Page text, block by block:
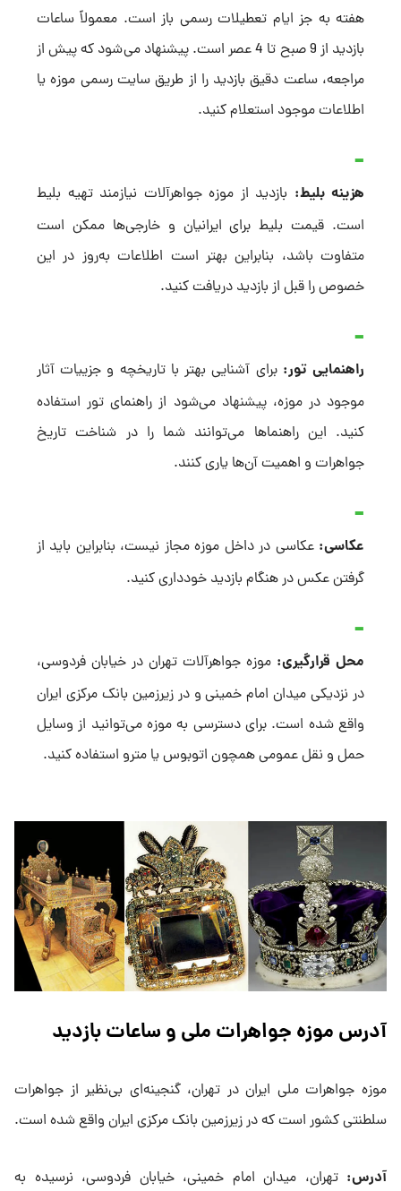
هفته به جز ایام تعطیلات رسمی باز است. معمولاً ساعات
بازدید از 9 صبح تا 4 عصر است. پیشنهاد می‌شود که پیش از
مراجعه، ساعت دقیق بازدید را از طریق سایت رسمی موزه یا
اطلاعات موجود استعلام کنید.
هزینه بلیط: بازدید از موزه جواهرآلات نیازمند تهیه بلیط
است. قیمت بلیط برای ایرانیان و خارجی‌ها ممکن است
متفاوت باشد، بنابراین بهتر است اطلاعات به‌روز در این
خصوص را قبل از بازدید دریافت کنید.
راهنمایی تور: برای آشنایی بهتر با تاریخچه و جزییات آثار
موجود در موزه، پیشنهاد می‌شود از راهنمای تور استفاده
کنید. این راهنماها می‌توانند شما را در شناخت تاریخ
جواهرات و اهمیت آن‌ها یاری کنند.
عکاسی: عکاسی در داخل موزه مجاز نیست، بنابراین باید از
گرفتن عکس در هنگام بازدید خودداری کنید.
محل قرارگیری: موزه جواهرآلات تهران در خیابان فردوسی،
در نزدیکی میدان امام خمینی و در زیرزمین بانک مرکزی ایران
واقع شده است. برای دسترسی به موزه می‌توانید از وسایل
حمل و نقل عمومی همچون اتوبوس یا مترو استفاده کنید.
آدرس موزه جواهرات ملی و ساعات بازدید
موزه جواهرات ملی ایران در تهران، گنجینه‌ای بی‌نظیر از جواهرات
سلطنتی کشور است که در زیرزمین بانک مرکزی ایران واقع شده است.
آدرس: تهران، میدان امام خمینی، خیابان فردوسی، نرسیده به